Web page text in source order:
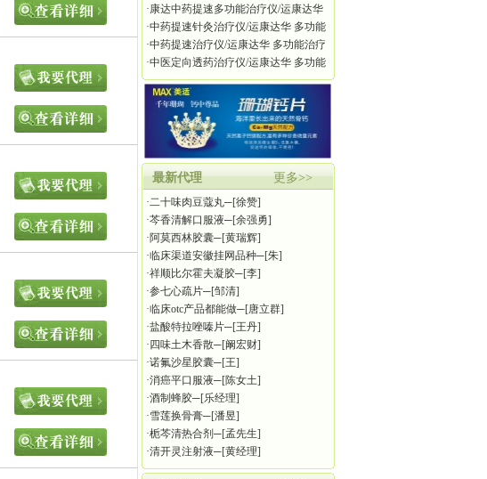
功能治疗仪
·康达中药提速多功能治疗仪/运康达华
多功能治疗仪
·中药提速针灸治疗仪/运康达华 多功能
治疗仪
·中药提速治疗仪/运康达华 多功能治疗
仪
·中医定向透药治疗仪/运康达华 多功能
治疗仪
最新代理 更多>>
·二十味肉豆蔻丸─[徐赞]
·芩香清解口服液─[余强勇]
·阿莫西林胶囊─[黄瑞辉]
·临床渠道安徽挂网品种─[朱]
·祥顺比尔霍夫凝胶─[李]
·参七心疏片─[邹清]
·临床otc产品都能做─[唐立群]
·盐酸特拉唑嗪片─[王丹]
·四味土木香散─[阚宏财]
·诺氟沙星胶囊─[王]
·消癌平口服液─[陈女土]
·酒制蜂胶─[乐经理]
·雪莲换骨膏─[潘昱]
·栀芩清热合剂─[孟先生]
·清开灵注射液─[黄经理]